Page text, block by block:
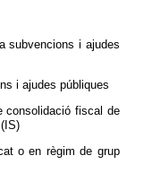
subvencions i ajudes
i ajudes públiques
consolidació fiscal de
o en règim de grup